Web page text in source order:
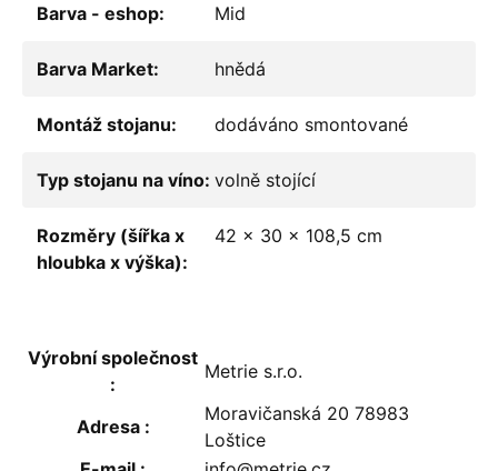
Barva - eshop: Mid
Barva Market: hnědá
Montáž stojanu: dodáváno smontované
Typ stojanu na víno: volně stojící
Rozměry (šířka x
hloubka x výška):
42 x 30 x 108,5 cm
Výrobní společnost
:
Metrie s.r.o.
Adresa :
Moravičanská 20 78983
Loštice